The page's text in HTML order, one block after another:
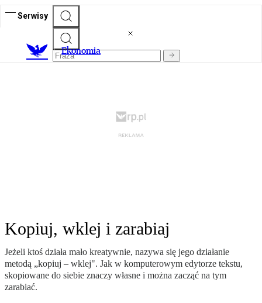
Serwisy
Ekonomia
Kopiuj, wklej i zarabiaj
Jeżeli ktoś działa mało kreatywnie, nazywa się jego działanie
metodą „kopiuj – wklej". Jak w komputerowym edytorze tekstu,
skopiowane do siebie znaczy własne i można zacząć na tym
zarabiać.